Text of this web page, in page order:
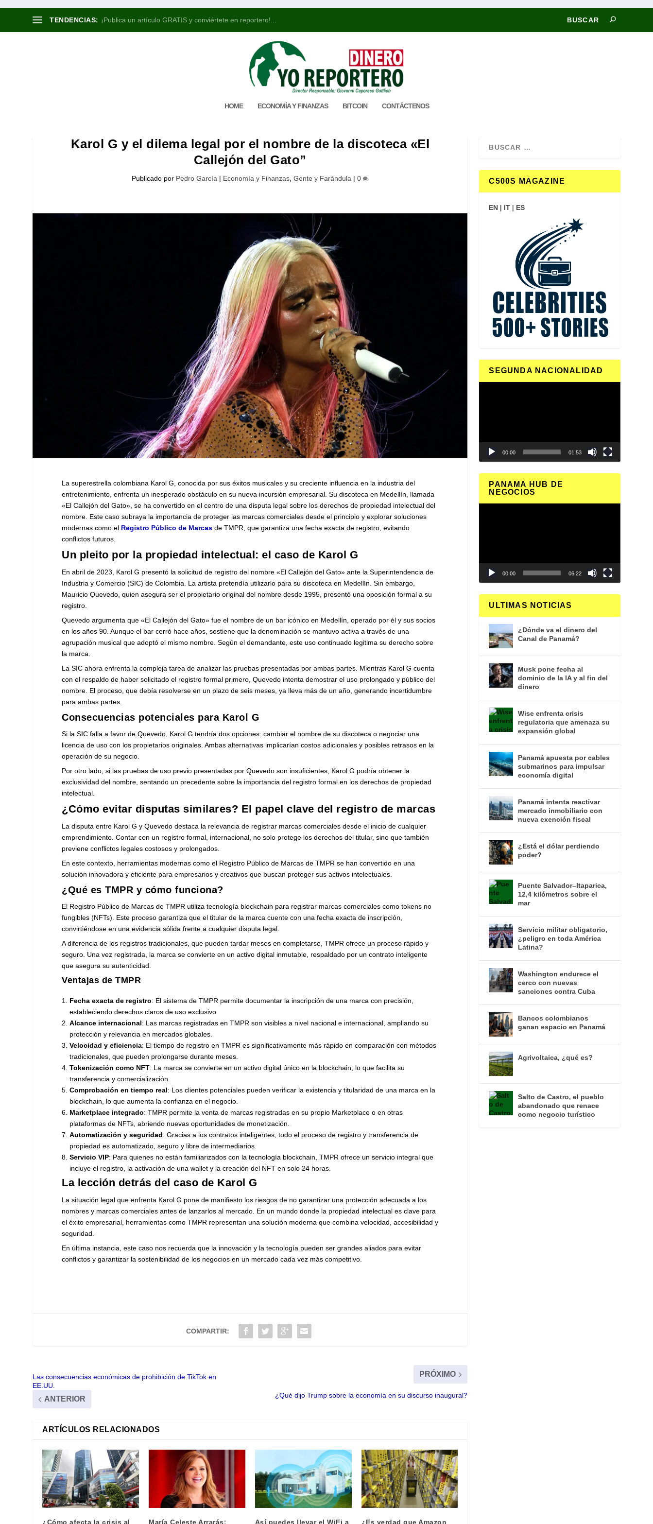
TENDENCIAS: ¡Publica un artículo GRATIS y conviértete en reportero!...
HOME ECONOMÍA Y FINANZAS BITCOIN CONTÁCTENOS
Karol G y el dilema legal por el nombre de la discoteca «El
Callejón del Gato”
Publicado por Pedro García | Economía y Finanzas, Gente y Farándula | 0
La superestrella colombiana Karol G, conocida por sus éxitos musicales y su creciente influencia en la industria del
entretenimiento, enfrenta un inesperado obstáculo en su nueva incursión empresarial. Su discoteca en Medellín, llamada
«El Callejón del Gato», se ha convertido en el centro de una disputa legal sobre los derechos de propiedad intelectual del
nombre. Este caso subraya la importancia de proteger las marcas comerciales desde el principio y explorar soluciones
modernas como el Registro Público de Marcas de TMPR, que garantiza una fecha exacta de registro, evitando
conflictos futuros.
Un pleito por la propiedad intelectual: el caso de Karol G
En abril de 2023, Karol G presentó la solicitud de registro del nombre «El Callejón del Gato» ante la Superintendencia de
Industria y Comercio (SIC) de Colombia. La artista pretendía utilizarlo para su discoteca en Medellín. Sin embargo,
Mauricio Quevedo, quien asegura ser el propietario original del nombre desde 1995, presentó una oposición formal a su
registro.
Quevedo argumenta que «El Callejón del Gato» fue el nombre de un bar icónico en Medellín, operado por él y sus socios
en los años 90. Aunque el bar cerró hace años, sostiene que la denominación se mantuvo activa a través de una
agrupación musical que adoptó el mismo nombre. Según el demandante, este uso continuado legitima su derecho sobre
la marca.
La SIC ahora enfrenta la compleja tarea de analizar las pruebas presentadas por ambas partes. Mientras Karol G cuenta
con el respaldo de haber solicitado el registro formal primero, Quevedo intenta demostrar el uso prolongado y público del
nombre. El proceso, que debía resolverse en un plazo de seis meses, ya lleva más de un año, generando incertidumbre
para ambas partes.
Consecuencias potenciales para Karol G
Si la SIC falla a favor de Quevedo, Karol G tendría dos opciones: cambiar el nombre de su discoteca o negociar una
licencia de uso con los propietarios originales. Ambas alternativas implicarían costos adicionales y posibles retrasos en la
operación de su negocio.
Por otro lado, si las pruebas de uso previo presentadas por Quevedo son insuficientes, Karol G podría obtener la
exclusividad del nombre, sentando un precedente sobre la importancia del registro formal en los derechos de propiedad
intelectual.
¿Cómo evitar disputas similares? El papel clave del registro de marcas
La disputa entre Karol G y Quevedo destaca la relevancia de registrar marcas comerciales desde el inicio de cualquier
emprendimiento. Contar con un registro formal, internacional, no solo protege los derechos del titular, sino que también
previene conflictos legales costosos y prolongados.
En este contexto, herramientas modernas como el Registro Público de Marcas de TMPR se han convertido en una
solución innovadora y eficiente para empresarios y creativos que buscan proteger sus activos intelectuales.
¿Qué es TMPR y cómo funciona?
El Registro Público de Marcas de TMPR utiliza tecnología blockchain para registrar marcas comerciales como tokens no
fungibles (NFTs). Este proceso garantiza que el titular de la marca cuente con una fecha exacta de inscripción,
convirtiéndose en una evidencia sólida frente a cualquier disputa legal.
A diferencia de los registros tradicionales, que pueden tardar meses en completarse, TMPR ofrece un proceso rápido y
seguro. Una vez registrada, la marca se convierte en un activo digital inmutable, respaldado por un contrato inteligente
que asegura su autenticidad.
Ventajas de TMPR
Fecha exacta de registro: El sistema de TMPR permite documentar la inscripción de una marca con precisión,
estableciendo derechos claros de uso exclusivo.
Alcance internacional: Las marcas registradas en TMPR son visibles a nivel nacional e internacional, ampliando su
protección y relevancia en mercados globales.
Velocidad y eficiencia: El tiempo de registro en TMPR es significativamente más rápido en comparación con métodos
tradicionales, que pueden prolongarse durante meses.
Tokenización como NFT: La marca se convierte en un activo digital único en la blockchain, lo que facilita su
transferencia y comercialización.
Comprobación en tiempo real: Los clientes potenciales pueden verificar la existencia y titularidad de una marca en la
blockchain, lo que aumenta la confianza en el negocio.
Marketplace integrado: TMPR permite la venta de marcas registradas en su propio Marketplace o en otras
plataformas de NFTs, abriendo nuevas oportunidades de monetización.
Automatización y seguridad: Gracias a los contratos inteligentes, todo el proceso de registro y transferencia de
propiedad es automatizado, seguro y libre de intermediarios.
Servicio VIP: Para quienes no están familiarizados con la tecnología blockchain, TMPR ofrece un servicio integral que
incluye el registro, la activación de una wallet y la creación del NFT en solo 24 horas.
La lección detrás del caso de Karol G
La situación legal que enfrenta Karol G pone de manifiesto los riesgos de no garantizar una protección adecuada a los
nombres y marcas comerciales antes de lanzarlos al mercado. En un mundo donde la propiedad intelectual es clave para
el éxito empresarial, herramientas como TMPR representan una solución moderna que combina velocidad, accesibilidad y
seguridad.
En última instancia, este caso nos recuerda que la innovación y la tecnología pueden ser grandes aliados para evitar
conflictos y garantizar la sostenibilidad de los negocios en un mercado cada vez más competitivo.
COMPARTIR:
Las consecuencias económicas de prohibición de TikTok en
EE.UU.
ANTERIOR
PRÓXIMO
¿Qué dijo Trump sobre la economía en su discurso inaugural?
ARTÍCULOS RELACIONADOS
¿Cómo afecta la crisis al
María Celeste Arrarás:
Así puedes llevar el WiFi a
¿Es verdad que Amazon
C500S MAGAZINE
EN | IT | ES
SEGUNDA NACIONALIDAD
00:00 01:53
PANAMA HUB DE
NEGOCIOS
00:00 06:22
ULTIMAS NOTICIAS
¿Dónde va el dinero del
Canal de Panamá?
Musk pone fecha al
dominio de la IA y al fin del
dinero
Wise enfrenta crisis
regulatoria que amenaza su
expansión global
Panamá apuesta por cables
submarinos para impulsar
economía digital
Panamá intenta reactivar
mercado inmobiliario con
nueva exención fiscal
¿Está el dólar perdiendo
poder?
Puente Salvador–Itaparica,
12,4 kilómetros sobre el
mar
Servicio militar obligatorio,
¿peligro en toda América
Latina?
Washington endurece el
cerco con nuevas
sanciones contra Cuba
Bancos colombianos
ganan espacio en Panamá
Agrivoltaica, ¿qué es?
Salto de Castro, el pueblo
abandonado que renace
como negocio turístico